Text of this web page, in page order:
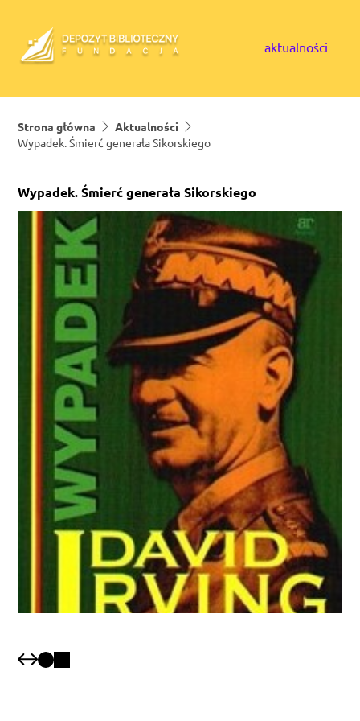
aktualności
Strona główna
Aktualności
Wypadek. Śmierć generała Sikorskiego
Wypadek. Śmierć generała Sikorskiego